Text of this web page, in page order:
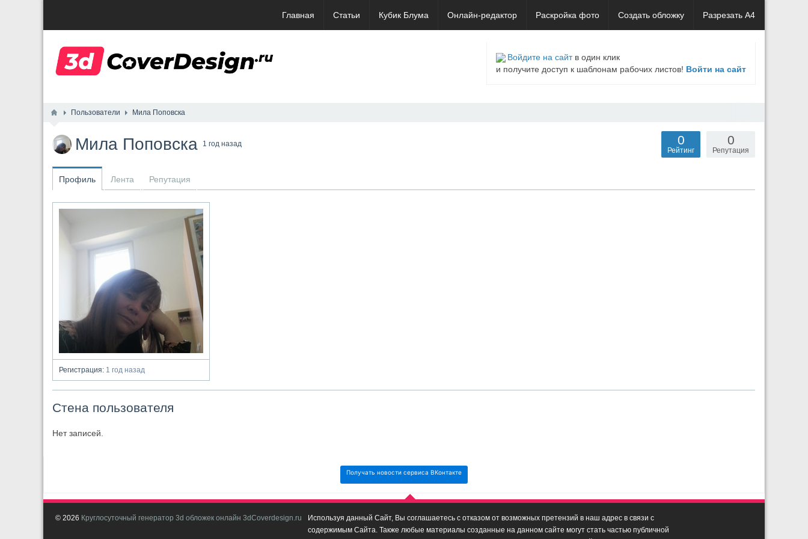
Главная Статьи Кубик Блума Онлайн-редактор Раскройка фото Создать обложку Разрезать А4
Войдите на сайтв один клик
и получите доступ к шаблонам рабочих листов! Войти на сайт
Пользователи Мила Поповска
Мила Поповска 1 год назад 0
Репутация
0
Рейтинг
Профиль Лента Репутация
Регистрация: 1 год назад
Стена пользователя
Нет записей.
Получать новости сервиса ВКонтакте
© 2026 Круглосуточный генератор 3d обложек онлайн 3dCoverdesign.ru
Используя данный Сайт, Вы соглашаетесь с отказом от возможных претензий в наш адрес в связи с
содержимым Сайта. Также любые материалы созданные на данном сайте могут стать частью публичной